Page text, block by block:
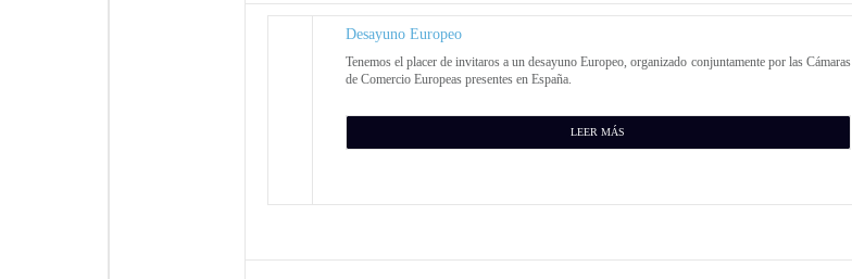
Desayuno Europeo
Tenemos el placer de invitaros a un desayuno Europeo, organizado conjuntamente por las Cámaras
de Comercio Europeas presentes en España.
LEER MÁS